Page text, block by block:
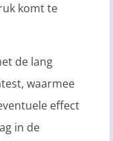
komt te
de lang
waarmee
effect
in de